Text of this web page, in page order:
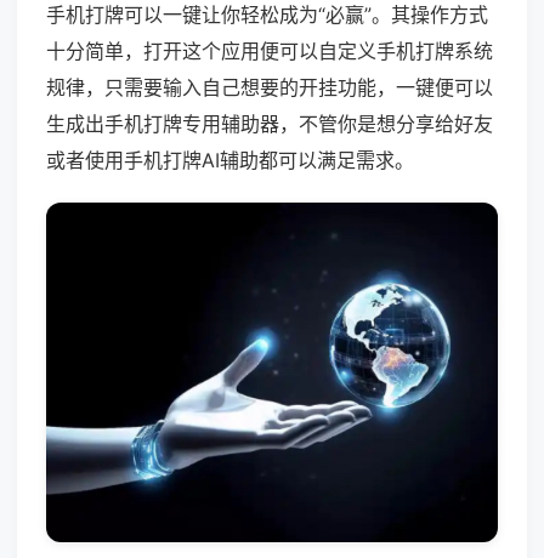
手机打牌可以一键让你轻松成为“必赢”。其操作方式
十分简单，打开这个应用便可以自定义手机打牌系统
规律，只需要输入自己想要的开挂功能，一键便可以
生成出手机打牌专用辅助器，不管你是想分享给好友
或者使用手机打牌AI辅助都可以满足需求。